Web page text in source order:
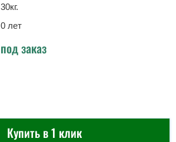
30кг.
0 лет
под заказ
Купить в 1 клик